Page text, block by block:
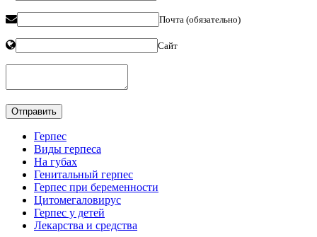
Почта (обязательно)
Сайт
Герпес
Виды герпеса
На губах
Генитальный герпес
Герпес при беременности
Цитомегаловирус
Герпес у детей
Лекарства и средства